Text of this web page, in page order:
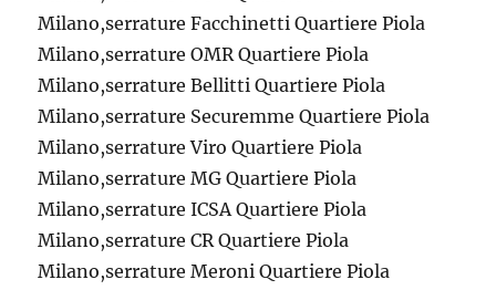
Milano,serrature Facchinetti Quartiere Piola
Milano,serrature OMR Quartiere Piola
Milano,serrature Bellitti Quartiere Piola
Milano,serrature Securemme Quartiere Piola
Milano,serrature Viro Quartiere Piola
Milano,serrature MG Quartiere Piola
Milano,serrature ICSA Quartiere Piola
Milano,serrature CR Quartiere Piola
Milano,serrature Meroni Quartiere Piola